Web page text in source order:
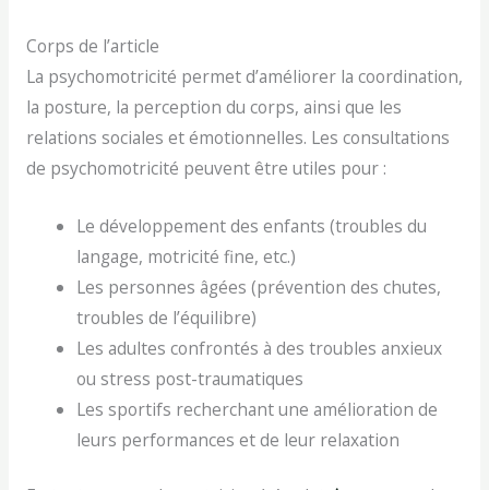
Corps de l’article
La psychomotricité permet d’améliorer la coordination,
la posture, la perception du corps, ainsi que les
relations sociales et émotionnelles. Les consultations
de psychomotricité peuvent être utiles pour :
Le développement des enfants (troubles du
langage, motricité fine, etc.)
Les personnes âgées (prévention des chutes,
troubles de l’équilibre)
Les adultes confrontés à des troubles anxieux
ou stress post-traumatiques
Les sportifs recherchant une amélioration de
leurs performances et de leur relaxation